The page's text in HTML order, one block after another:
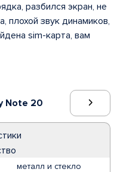
Note 20
металл и стекло
разбился экран, не
плохой звук динамиков,
sim-карта, вам